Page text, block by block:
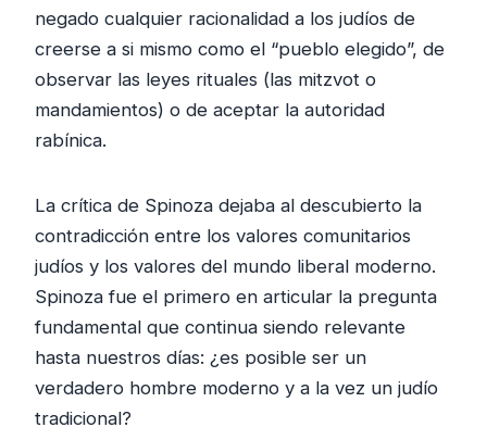
negado cualquier racionalidad a los judíos de
creerse a si mismo como el “pueblo elegido”, de
observar las leyes rituales (las mitzvot o
mandamientos) o de aceptar la autoridad
rabínica.
La crítica de Spinoza dejaba al descubierto la
contradicción entre los valores comunitarios
judíos y los valores del mundo liberal moderno.
Spinoza fue el primero en articular la pregunta
fundamental que continua siendo relevante
hasta nuestros días: ¿es posible ser un
verdadero hombre moderno y a la vez un judío
tradicional?